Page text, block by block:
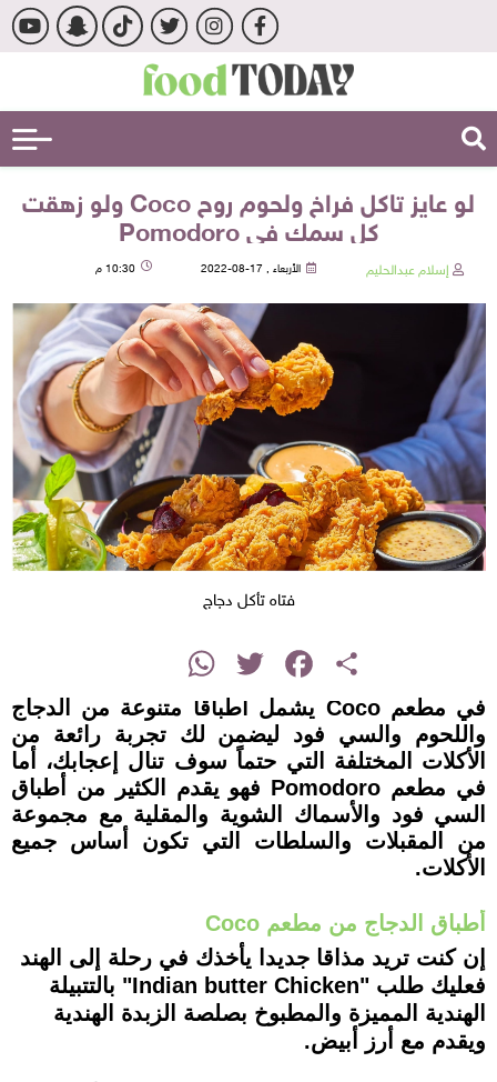
لو عايز تاكل فراخ ولحوم روح Coco ولو زهقت
كل سمك في Pomodoro
إسلام عبدالحليم الأربعاء , 17-08-2022 10:30 م
فتاه تأكل دجاج
Share
Facebook
Twitter
WhatsApp
في مطعم Coco يشمل أطباقا متنوعة من الدجاج
واللحوم والسي فود ليضمن لك تجربة رائعة من
الأكلات المختلفة التي حتماً سوف تنال إعجابك، أما
في مطعم Pomodoro فهو يقدم الكثير من أطباق
السي فود والأسماك الشوية والمقلية مع مجموعة
من المقبلات والسلطات التي تكون أساس جميع
الأكلات.
أطباق الدجاج من مطعم Coco
إن كنت تريد مذاقا جديدا يأخذك في رحلة إلى الهند
فعليك طلب "Indian butter Chicken" بالتتبيلة
الهندية المميزة والمطبوخ بصلصة الزبدة الهندية
ويقدم مع أرز أبيض.